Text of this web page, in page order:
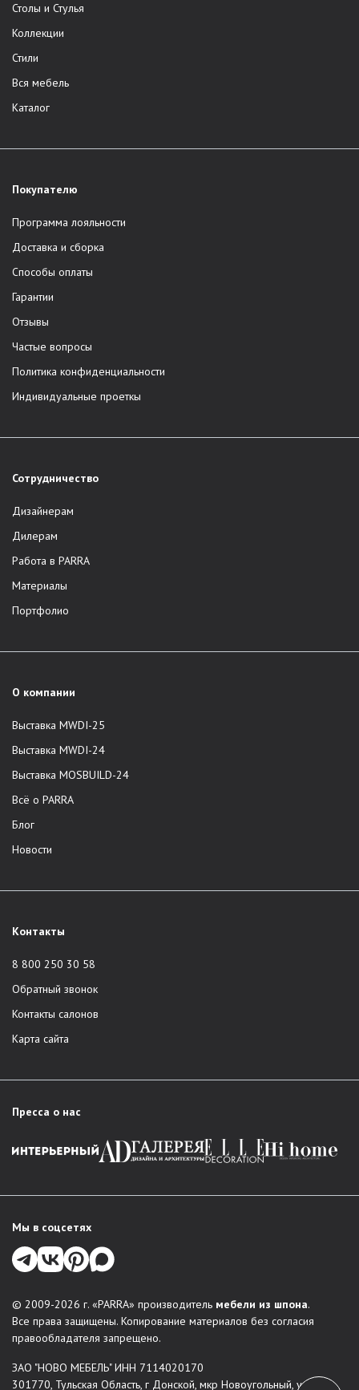
Столы и Стулья
Коллекции
Стили
Вся мебель
Каталог
Покупателю
Программа лояльности
Доставка и сборка
Способы оплаты
Гарантии
Отзывы
Частые вопросы
Политика конфиденциальности
Индивидуальные проеткы
Сотрудничество
Дизайнерам
Дилерам
Работа в PARRA
Материалы
Портфолио
О компании
Выставка MWDI-25
Выставка MWDI-24
Выставка MOSBUILD-24
Всё о PARRA
Блог
Новости
Контакты
8 800 250 30 58
Обратный звонок
Контакты салонов
Карта сайта
Пресса о нас
Мы в соцсетях
© 2009-2026 г. «PARRA» производитель мебели из шпона.
Все права защищены. Копирование материалов без согласия
правообладателя запрещено.
ЗАО "НОВО МЕБЕЛЬ" ИНН 7114020170
301770, Тульская Область, г Донской, мкр Новоугольный, ул